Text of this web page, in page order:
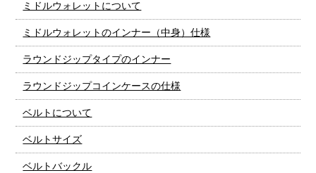
ミドルウォレットについて
ミドルウォレットのインナー（中身）仕様
ラウンドジップタイプのインナー
ラウンドジップコインケースの仕様
ベルトについて
ベルトサイズ
ベルトバックル